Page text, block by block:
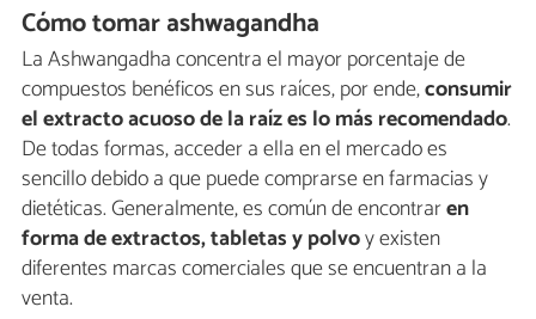
Cómo tomar ashwagandha
La Ashwangadha concentra el mayor porcentaje de
compuestos benéficos en sus raíces, por ende,consumir
el extracto acuoso de la raíz es lo más recomendado.
De todas formas, acceder a ella en el mercado es
sencillo debido a que puede comprarse en farmacias y
dietéticas. Generalmente, es común de encontraren
forma de extractos, tabletas y polvoy existen
diferentes marcas comerciales que se encuentran a la
venta.